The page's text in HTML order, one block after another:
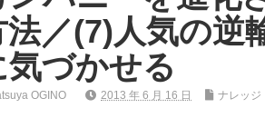
法／(7)人気の
気づかせる
OGINO 2013 年 6 月 16 日 ナレッジ